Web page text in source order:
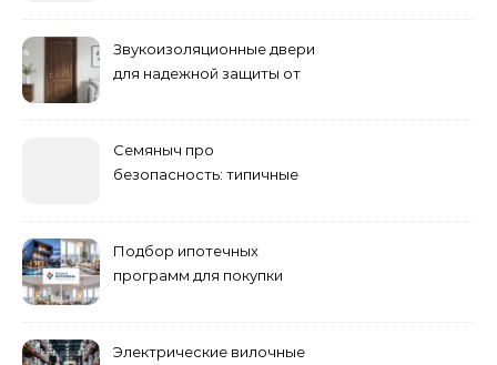
Звукоизоляционные двери
для надежной защиты от
Семяныч про
безопасность: типичные
Подбор ипотечных
программ для покупки
Электрические вилочные